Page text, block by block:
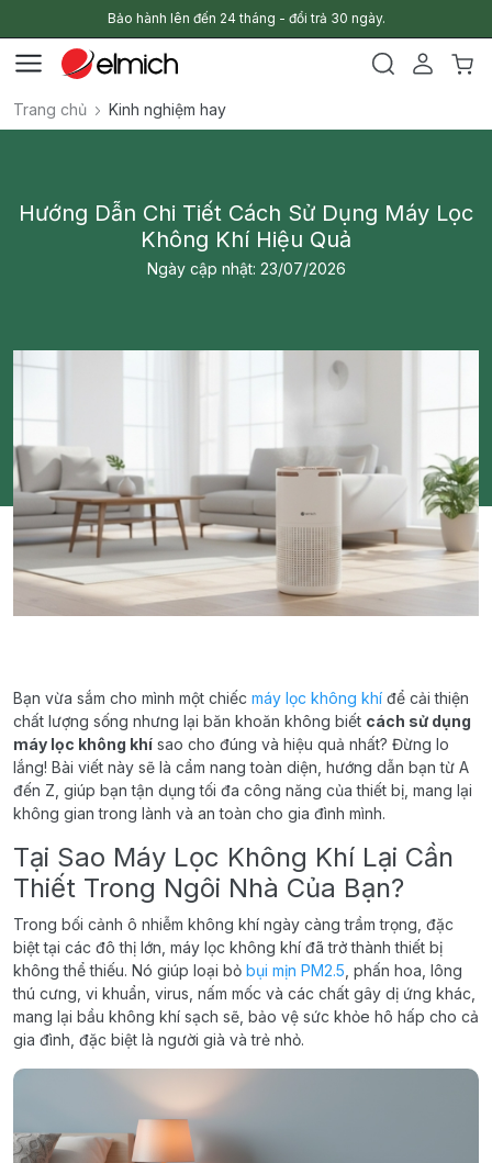
Bảo hành lên đến 24 tháng - đổi trả 30 ngày.
Trang chủ Kinh nghiệm hay
Hướng Dẫn Chi Tiết Cách Sử Dụng Máy Lọc
Không Khí Hiệu Quả
Ngày cập nhật: 23/07/2026
Bạn vừa sắm cho mình một chiếc máy lọc không khí để cải thiện
chất lượng sống nhưng lại băn khoăn không biết cách sử dụng
máy lọc không khí sao cho đúng và hiệu quả nhất? Đừng lo
lắng! Bài viết này sẽ là cẩm nang toàn diện, hướng dẫn bạn từ A
đến Z, giúp bạn tận dụng tối đa công năng của thiết bị, mang lại
không gian trong lành và an toàn cho gia đình mình.
Tại Sao Máy Lọc Không Khí Lại Cần
Thiết Trong Ngôi Nhà Của Bạn?
Trong bối cảnh ô nhiễm không khí ngày càng trầm trọng, đặc
biệt tại các đô thị lớn, máy lọc không khí đã trở thành thiết bị
không thể thiếu. Nó giúp loại bỏ bụi mịn PM2.5 , phấn hoa, lông
thú cưng, vi khuẩn, virus, nấm mốc và các chất gây dị ứng khác,
mang lại bầu không khí sạch sẽ, bảo vệ sức khỏe hô hấp cho cả
gia đình, đặc biệt là người già và trẻ nhỏ.